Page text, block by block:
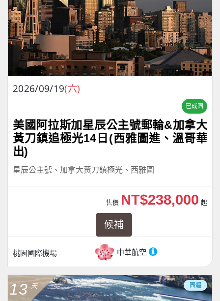
2026/09/19(六)
已成團
美國阿拉斯加星辰公主號郵輪&加拿大
黃刀鎮追極光14日(西雅圖進、溫哥華
出)
星辰公主號、加拿大黃刀鎮極光、西雅圖
桃園國際機場 中華航空
售價 NT$238,000 起
候補
13 天 團體